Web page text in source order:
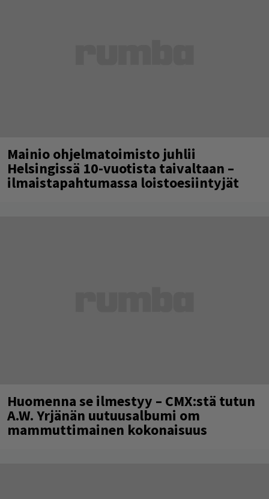
Mainio ohjelmatoimisto juhlii
Helsingissä 10-vuotista taivaltaan –
ilmaistapahtumassa loistoesiintyjät
Huomenna se ilmestyy – CMX:stä tutun
A.W. Yrjänän uutuusalbumi om
mammuttimainen kokonaisuus